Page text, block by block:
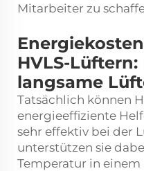
Mitarbeiter zu
HVLS-
langsame
Tatsächlich können
energieeffiziente
sehr effektiv bei der
unterstützen sie
Temperatur in einem